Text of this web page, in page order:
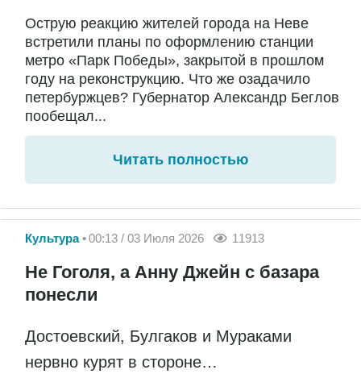
Острую реакцию жителей города на Неве
встретили планы по оформлению станции
метро «Парк Победы», закрытой в прошлом
году на реконструкцию. Что же озадачило
петербуржцев? Губернатор Александр Беглов
пообещал...
Читать полностью
Культура 00:13 / 03 Июля 2026 11913
Не Гоголя, а Анну Джейн с базара
понесли
Достоевский, Булгаков и Мураками
нервно курят в стороне…